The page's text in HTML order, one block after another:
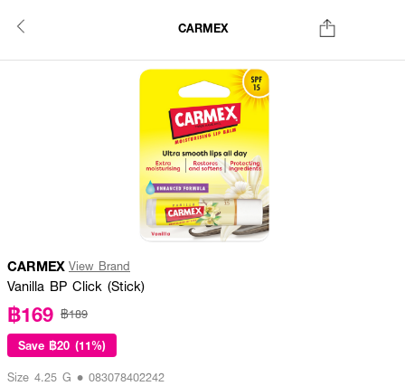
CARMEX
CARMEX View Brand
Vanilla BP Click (Stick)
฿169 ฿189
Save ฿20 (11%)
Size 4.25 G • 083078402242